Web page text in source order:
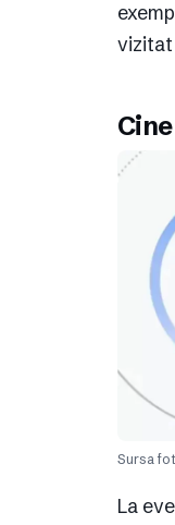
vizitat
Sursa
La